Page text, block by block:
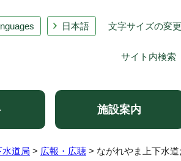
日本語 文字サイズの変更
サイト内検索
施設案内
道局 > 広報・広聴 > ながれやま上下水